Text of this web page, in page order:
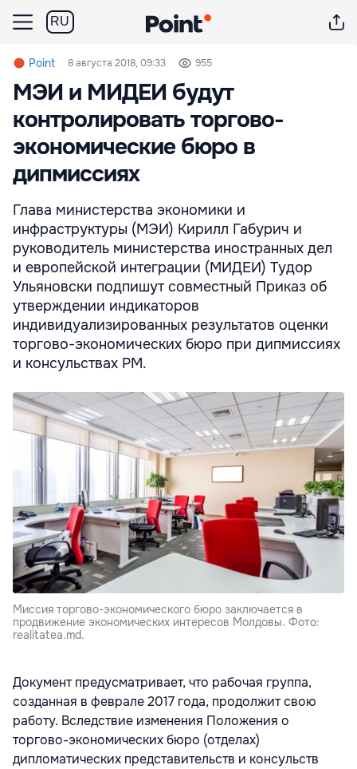
RU
Point 8 августа 2018, 09:33 955
МЭИ и МИДЕИ будут
контролировать торгово-
экономические бюро в
дипмиссиях
Глава министерства экономики и
инфраструктуры (МЭИ) Кирилл Габурич и
руководитель министерства иностранных дел
и европейской интеграции (МИДЕИ) Тудор
Ульяновски подпишут совместный Приказ об
утверждении индикаторов
индивидуализированных результатов оценки
торгово-экономических бюро при дипмиссиях
и консульствах РМ.
Миссия торгово-экономического бюро заключается в
продвижение экономических интересов Молдовы. Фото:
realitatea.md.
Документ предусматривает, что рабочая группа,
созданная в феврале 2017 года, продолжит свою
работу. Вследствие изменения Положения о
торгово-экономических бюро (отделах)
дипломатических представительств и консульств